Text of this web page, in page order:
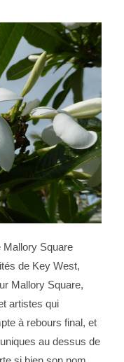
Mallory Square
de Key West,
Mallory Square,
artistes qui
à rebours final, et
au dessus de